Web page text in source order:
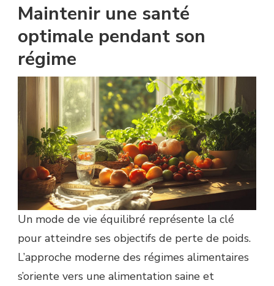
Maintenir une santé
optimale pendant son
régime
Un mode de vie équilibré représente la clé
pour atteindre ses objectifs de perte de poids.
L’approche moderne des régimes alimentaires
s’oriente vers une alimentation saine et